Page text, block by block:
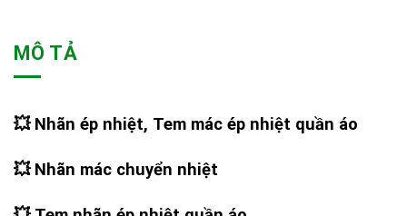
MÔ TẢ
💥Nhãn ép nhiệt, Tem mác ép nhiệt quần áo
💥Nhãn mác chuyển nhiệt